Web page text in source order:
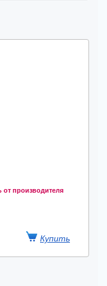
производителя